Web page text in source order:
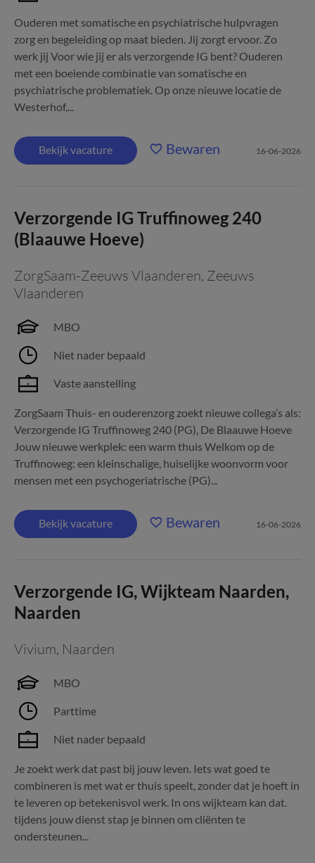
Ouderen met somatische en psychiatrische hulpvragen
zorg en begeleiding op maat bieden. Jij zorgt ervoor. Zo
werk jij Voor wie jij er als verzorgende IG bent? Ouderen
met een boeiende combinatie van somatische en
psychiatrische problematiek. Op onze nieuwe locatie de
Westerhof,...
Bekijk vacature Bewaren 16-06-2026
Verzorgende IG Truffinoweg 240
(Blaauwe Hoeve)
ZorgSaam-Zeeuws Vlaanderen, Zeeuws
Vlaanderen
MBO
Niet nader bepaald
Vaste aanstelling
ZorgSaam Thuis- en ouderenzorg zoekt nieuwe collega’s als:
Verzorgende IG Truffinoweg 240 (PG), De Blaauwe Hoeve
Jouw nieuwe werkplek: een warm thuis Welkom op de
Truffinoweg: een kleinschalige, huiselijke woonvorm voor
mensen met een psychogeriatrische (PG)...
Bekijk vacature Bewaren 16-06-2026
Verzorgende IG, Wijkteam Naarden,
Naarden
Vivium, Naarden
MBO
Parttime
Niet nader bepaald
Je zoekt werk dat past bij jouw leven. Iets wat goed te
combineren is met wat er thuis speelt, zonder dat je hoeft in
te leveren op betekenisvol werk. In ons wijkteam kan dat.
tijdens jouw dienst stap je binnen om cliënten te
ondersteunen...